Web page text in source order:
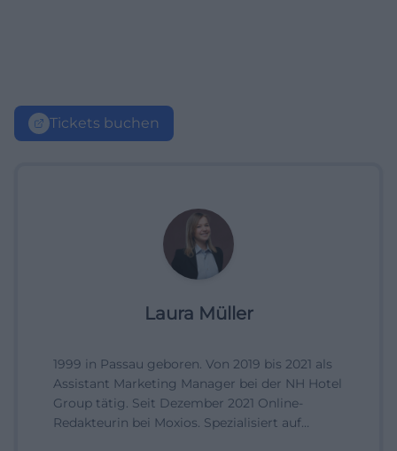
Tickets buchen
Laura Müller
1999 in Passau geboren. Von 2019 bis 2021 als
Assistant Marketing Manager bei der NH Hotel
Group tätig. Seit Dezember 2021 Online-
Redakteurin bei Moxios. Spezialisiert auf